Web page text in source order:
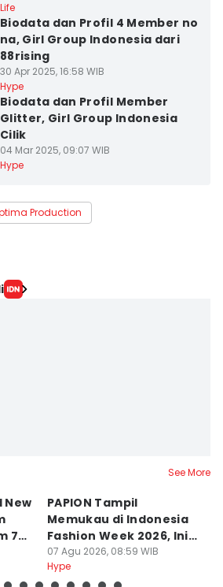
Life
Biodata dan Profil 4 Member no
na, Girl Group Indonesia dari
88rising
30 Apr 2025, 16:58 WIB
Hype
Biodata dan Profil Member
Glitter, Girl Group Indonesia
Cilik
04 Mar 2025, 09:07 WIB
Hype
Production
See More
New
7
PAPION Tampil
Memukau di Indonesia
Fashion Week 2026, Ini
Ceritanya
07 Agu 2026, 08:59 WIB
Hype